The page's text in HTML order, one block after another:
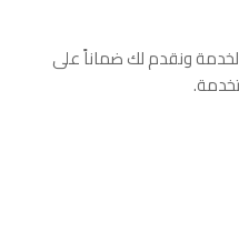
ونقدم لك ضماناً على